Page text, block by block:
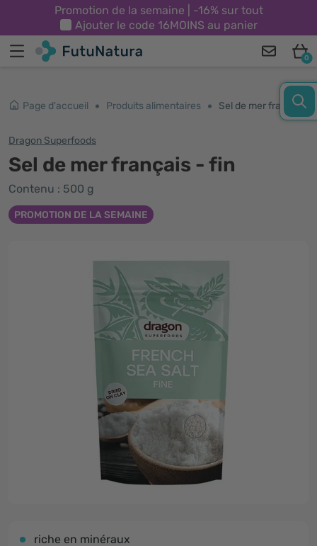
Promotion de la semaine | -16% sur tout
Ajouter le code 16MOINS au panier
0
Page d'accueil Produits alimentaires Sel de mer français - fin
Dragon Superfoods
Sel de mer français - fin
Contenu : 500 g
PROMOTION DE LA SEMAINE
riche en minéraux